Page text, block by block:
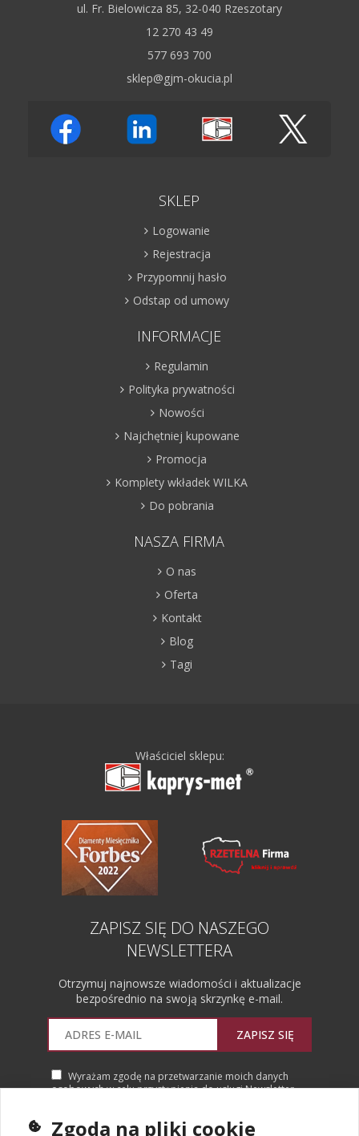
ul. Fr. Bielowicza 85, 32-040 Rzeszotary
12 270 43 49
577 693 700
sklep@gjm-okucia.pl
SKLEP
Logowanie
Rejestracja
Przypomnij hasło
Odstap od umowy
INFORMACJE
Regulamin
Polityka prywatności
Nowości
Najchętniej kupowane
Promocja
Komplety wkładek WILKA
Do pobrania
NASZA FIRMA
O nas
Oferta
Kontakt
Blog
Tagi
Właściciel sklepu:
ZAPISZ SIĘ DO NASZEGO
NEWSLETTERA
Otrzymuj najnowsze wiadomości i aktualizacje
bezpośrednio na swoją skrzynkę e-mail.
ZAPISZ SIĘ
Wyrażam zgodę na przetwarzanie moich danych
osobowych w celu przystąpienia do usługi Newsletter.
Zgoda na pliki cookie